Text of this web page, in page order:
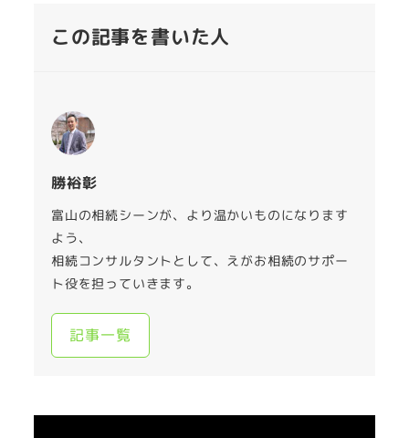
この記事を書いた人
勝裕彰
富山の相続シーンが、より温かいものになります
よう、
相続コンサルタントとして、えがお相続のサポー
ト役を担っていきます。
記事一覧